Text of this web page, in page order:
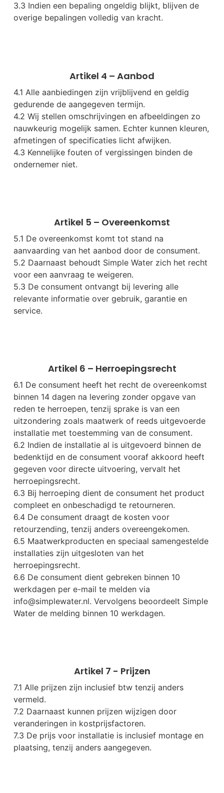
3.3 Indien een bepaling ongeldig blijkt, blijven de
overige bepalingen volledig van kracht.
Artikel 4 – Aanbod
4.1 Alle aanbiedingen zijn vrijblijvend en geldig
gedurende de aangegeven termijn.
4.2 Wij stellen omschrijvingen en afbeeldingen zo
nauwkeurig mogelijk samen. Echter kunnen kleuren,
afmetingen of specificaties licht afwijken.
4.3 Kennelijke fouten of vergissingen binden de
ondernemer niet.
Artikel 5 – Overeenkomst
5.1 De overeenkomst komt tot stand na
aanvaarding van het aanbod door de consument.
5.2 Daarnaast behoudt Simple Water zich het recht
voor een aanvraag te weigeren.
5.3 De consument ontvangt bij levering alle
relevante informatie over gebruik, garantie en
service.
Artikel 6 – Herroepingsrecht
6.1 De consument heeft het recht de overeenkomst
binnen 14 dagen na levering zonder opgave van
reden te herroepen, tenzij sprake is van een
uitzondering zoals maatwerk of reeds uitgevoerde
installatie met toestemming van de consument.
6.2 Indien de installatie al is uitgevoerd binnen de
bedenktijd en de consument vooraf akkoord heeft
gegeven voor directe uitvoering, vervalt het
herroepingsrecht.
6.3 Bij herroeping dient de consument het product
compleet en onbeschadigd te retourneren.
6.4 De consument draagt de kosten voor
retourzending, tenzij anders overeengekomen.
6.5 Maatwerkproducten en speciaal samengestelde
installaties zijn uitgesloten van het
herroepingsrecht.
6.6 De consument dient gebreken binnen 10
werkdagen per e-mail te melden via
info@simplewater.nl. Vervolgens beoordeelt Simple
Water de melding binnen 10 werkdagen.
Artikel 7 - Prijzen
7.1 Alle prijzen zijn inclusief btw tenzij anders
vermeld.
7.2 Daarnaast kunnen prijzen wijzigen door
veranderingen in kostprijsfactoren.
7.3 De prijs voor installatie is inclusief montage en
plaatsing, tenzij anders aangegeven.